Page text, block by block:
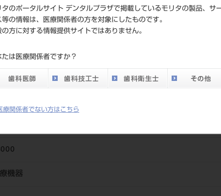
タのポータルサイト デンタルプラザで掲載しているモリタの製品、サ
等の情報は、医療関係者の方を対象にしたものです。
の方に対する情報提供サイトではありません。
たは医療関係者ですか？
療関係者でない方はこちら
い。
メーカー
ジ
機器